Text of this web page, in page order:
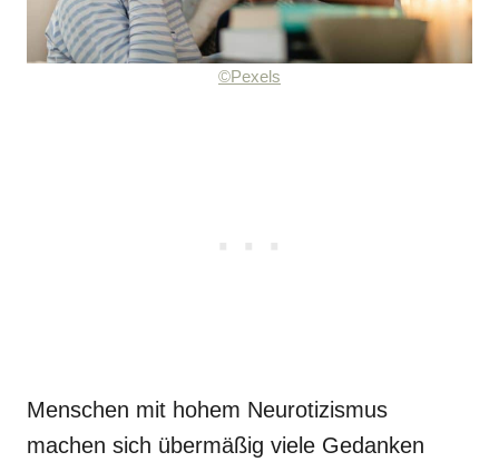
©Pexels
Menschen mit hohem Neurotizismus
machen sich übermäßig viele Gedanken